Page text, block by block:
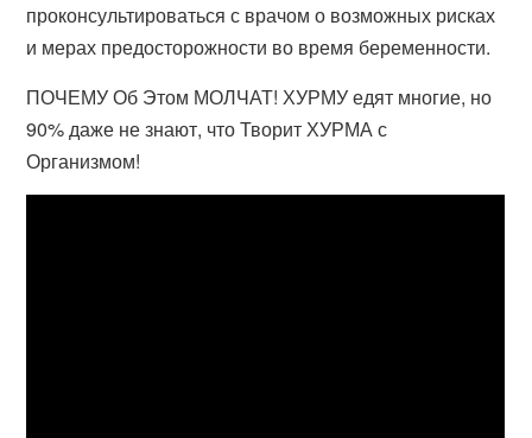
проконсультироваться с врачом о возможных рисках
и мерах предосторожности во время беременности.
ПОЧЕМУ Об Этом МОЛЧАТ! ХУРМУ едят многие, но
90% даже не знают, что Творит ХУРМА с
Организмом!